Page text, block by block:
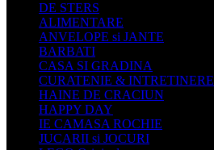
DE STERS
ALIMENTARE
ANVELOPE si JANTE
BARBATI
CASA SI GRADINA
CURATENIE & INTRETINERE
HAINE DE CRACIUN
HAPPY DAY
IE CAMASA ROCHIE
JUCARII si JOCURI